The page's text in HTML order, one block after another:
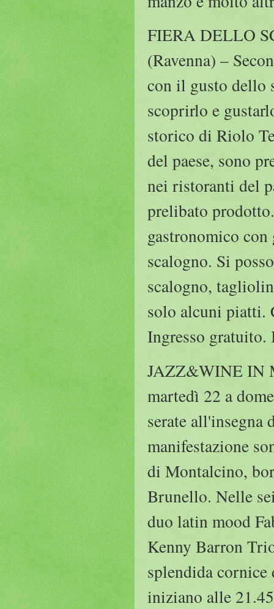
FIERA DELLO
(Ravenna) –
con il gusto dello
scoprirlo e
storico di Riolo
del paese, sono
nei ristoranti del
prelibato
gastronomico
scalogno. Si
scalogno,
solo alcuni piatti.
Ingresso
JAZZ&WINE IN
martedì 22 a
serate all'insegna
manifestazione
di Montalcino,
Brunello. Nelle
duo latin mood
Kenny Barron
splendida
iniziano alle